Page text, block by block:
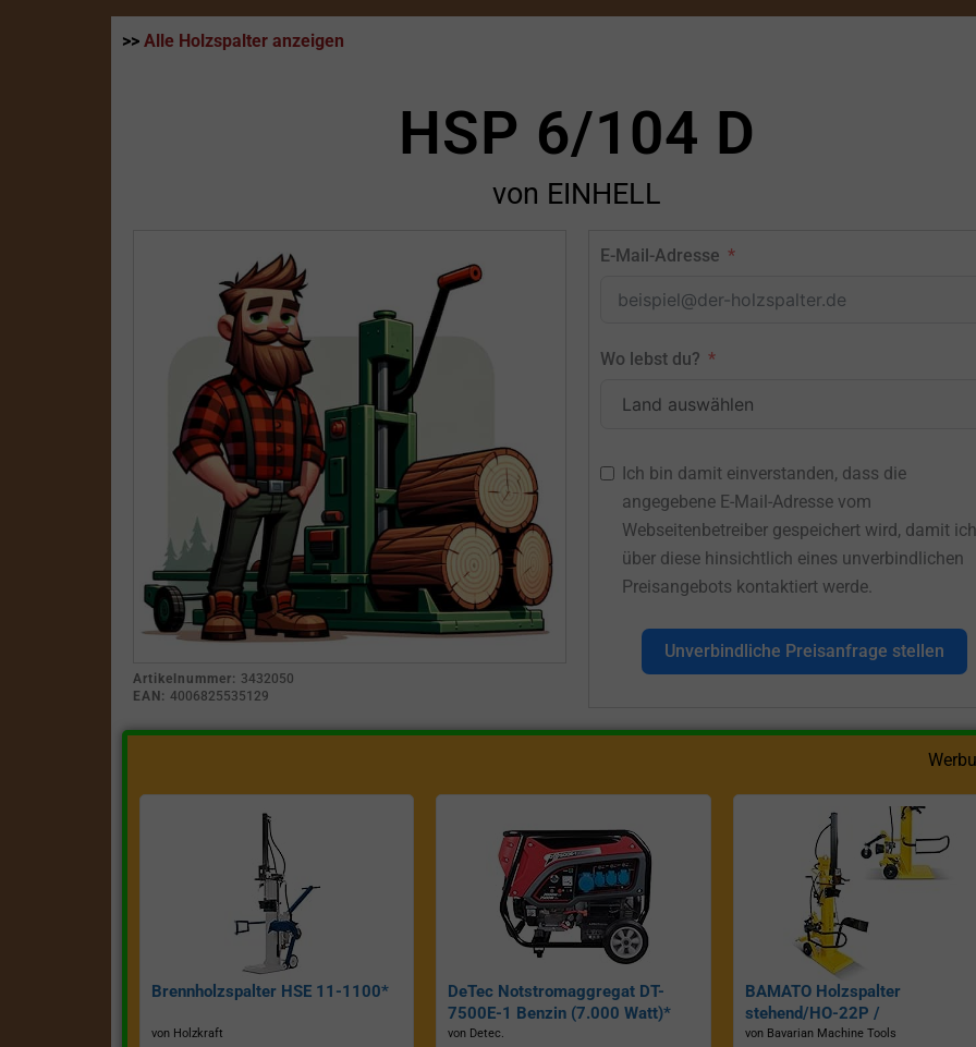
>> Alle Holzspalter anzeigen
HSP 6/104 D
von EINHELL
Artikelnummer: 3432050
EAN: 4006825535129
E-Mail-Adresse
Wo lebst du?
Ich bin damit einverstanden, dass die
angegebene E-Mail-Adresse vom
Webseitenbetreiber gespeichert wird, damit ich
über diese hinsichtlich eines unverbindlichen
Preisangebots kontaktiert werde.
Unverbindliche Preisanfrage stellen
Brennholzspalter HSE 11-1100*
von Holzkraft
DeTec Notstromaggregat DT-
7500E-1 Benzin (7.000 Watt)*
von Detec.
BAMATO Holzspalter
stehend/HO-22P /
Zapfwellenantrieb, Inkl.
von Bavarian Machine Tools